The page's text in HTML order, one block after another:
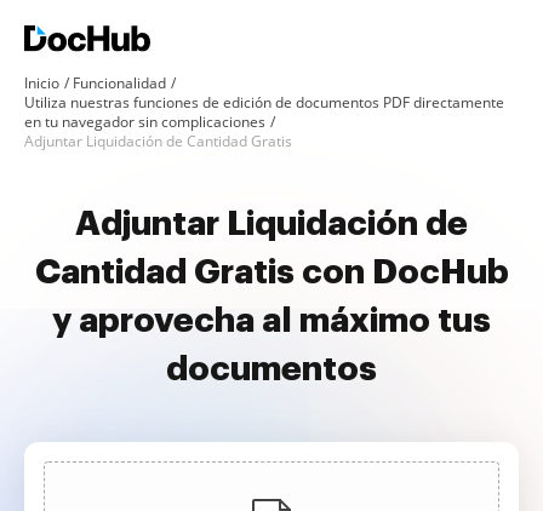
Inicio
Funcionalidad
Utiliza nuestras funciones de edición de documentos PDF directamente
en tu navegador sin complicaciones
Adjuntar Liquidación de Cantidad Gratis
Adjuntar Liquidación de
Cantidad Gratis con DocHub
y aprovecha al máximo tus
documentos